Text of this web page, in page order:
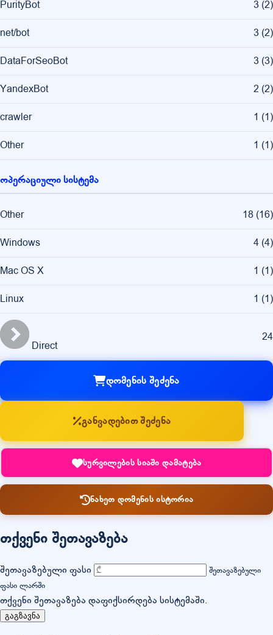
PurityBot 3 (2)
net/bot 3 (2)
DataForSeoBot 3 (3)
YandexBot 2 (2)
crawler 1 (1)
Other 1 (1)
ოპერაციული სისტემა
Other 18 (16)
Windows 4 (4)
Mac OS X 1 (1)
Linux 1 (1)
Direct
24
დომენის შეძენა
განვადებით შეძენა
სურვილების სიაში დამატება
ნახეთ დომენის ისტორია
თქვენი შეთავაზება
შეთავაზებული ფასი
შეთავაზებული
ფასი ლარში
თქვენი შეთავაზება დაფიქსირდება სისტემაში.
გაგზავნა